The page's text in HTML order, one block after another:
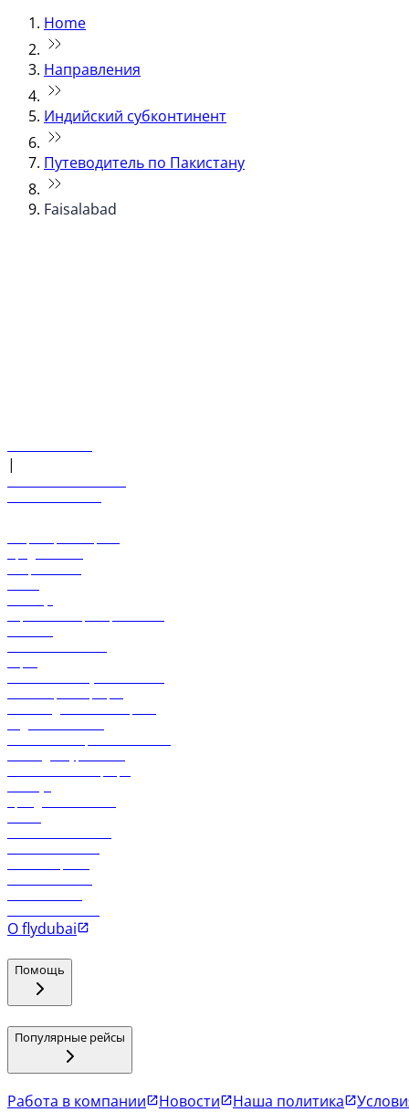
Home
Направления
Индийский субконтинент
Путеводитель по Пакистану
Faisalabad
|
О flydubai
Помощь
Популярные рейсы
Работа в компании Новости Наша политика